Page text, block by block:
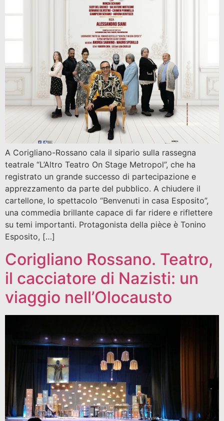
A Corigliano-Rossano cala il sipario sulla rassegna
teatrale “L’Altro Teatro On Stage Metropol”, che ha
registrato un grande successo di partecipazione e
apprezzamento da parte del pubblico. A chiudere il
cartellone, lo spettacolo “Benvenuti in casa Esposito”,
una commedia brillante capace di far ridere e riflettere
su temi importanti. Protagonista della pièce è Tonino
Esposito, […]
Corigliano Rossano. Teatro,
il cacciatore di Nazisti: un
viaggio nell’Olocausto